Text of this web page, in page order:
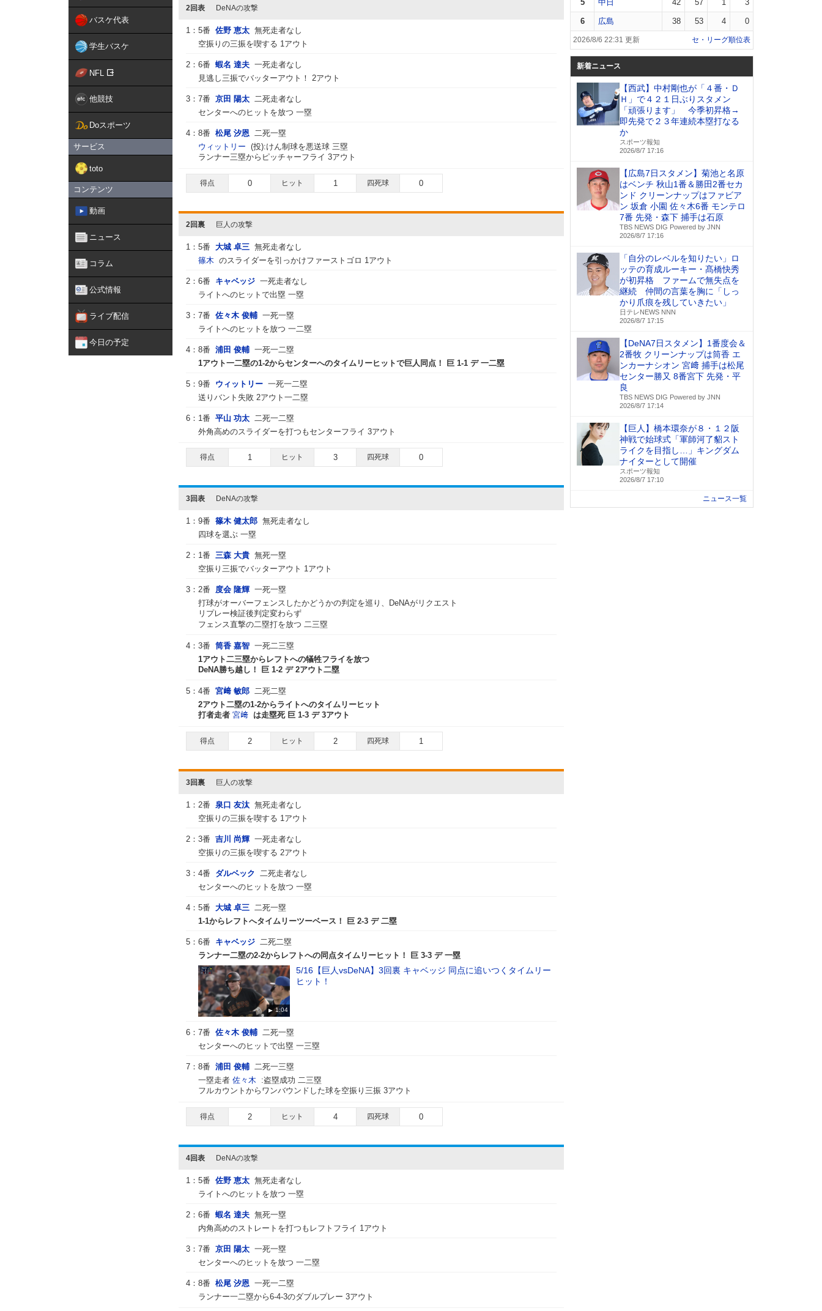
バスケ代表
学生バスケ
NFL
他競技
Doスポーツ
サービス
toto
コンテンツ
動画
ニュース
コラム
公式情報
ライブ配信
今日の予定
2回表 DeNAの攻撃
1： 5番 佐野 恵太 無死走者なし
空振りの三振を喫する 1アウト
2： 6番 蝦名 達夫 一死走者なし
見逃し三振でバッターアウト！ 2アウト
3： 7番 京田 陽太 二死走者なし
センターへのヒットを放つ 一塁
4： 8番 松尾 汐恩 二死一塁
ウィットリー (投):けん制球を悪送球 三塁
ランナー三塁からピッチャーフライ 3アウト
得点 0 ヒット 1 四死球 0
2回裏 巨人の攻撃
1： 5番 大城 卓三 無死走者なし
篠木 のスライダーを引っかけファーストゴロ 1アウト
2： 6番 キャベッジ 一死走者なし
ライトへのヒットで出塁 一塁
3： 7番 佐々木 俊輔 一死一塁
ライトへのヒットを放つ 一二塁
4： 8番 浦田 俊輔 一死一二塁
1アウト一二塁の1-2からセンターへのタイムリーヒットで巨人同点！ 巨 1-1 デ 一二塁
5： 9番 ウィットリー 一死一二塁
送りバント失敗 2アウト一二塁
6： 1番 平山 功太 二死一二塁
外角高めのスライダーを打つもセンターフライ 3アウト
得点 1 ヒット 3 四死球 0
3回表 DeNAの攻撃
1： 9番 篠木 健太郎 無死走者なし
四球を選ぶ 一塁
2： 1番 三森 大貴 無死一塁
空振り三振でバッターアウト 1アウト
3： 2番 度会 隆輝 一死一塁
打球がオーバーフェンスしたかどうかの判定を巡り、DeNAがリクエスト
リプレー検証後判定変わらず
フェンス直撃の二塁打を放つ 二三塁
4： 3番 筒香 嘉智 一死二三塁
1アウト二三塁からレフトへの犠牲フライを放つ
DeNA勝ち越し！ 巨 1-2 デ 2アウト二塁
5： 4番 宮﨑 敏郎 二死二塁
2アウト二塁の1-2からライトへのタイムリーヒット
打者走者 宮﨑 は走塁死 巨 1-3 デ 3アウト
得点 2 ヒット 2 四死球 1
3回裏 巨人の攻撃
1： 2番 泉口 友汰 無死走者なし
空振りの三振を喫する 1アウト
2： 3番 吉川 尚輝 一死走者なし
空振りの三振を喫する 2アウト
3： 4番 ダルベック 二死走者なし
センターへのヒットを放つ 一塁
4： 5番 大城 卓三 二死一塁
1-1からレフトへタイムリーツーベース！ 巨 2-3 デ 二塁
5： 6番 キャベッジ 二死二塁
ランナー二塁の2-2からレフトへの同点タイムリーヒット！ 巨 3-3 デ 一塁
1:04
5/16【巨人vsDeNA】3回裏 キャベッジ 同点に追いつくタイムリー
ヒット！
6： 7番 佐々木 俊輔 二死一塁
センターへのヒットで出塁 一三塁
7： 8番 浦田 俊輔 二死一三塁
一塁走者 佐々木
:盗塁成功 二三塁
フルカウントからワンバウンドした球を空振り三振 3アウト
得点 2 ヒット 4 四死球 0
4回表 DeNAの攻撃
1： 5番 佐野 恵太 無死走者なし
ライトへのヒットを放つ 一塁
2： 6番 蝦名 達夫 無死一塁
内角高めのストレートを打つもレフトフライ 1アウト
3： 7番 京田 陽太 一死一塁
センターへのヒットを放つ 一二塁
4： 8番 松尾 汐恩 一死一二塁
ランナー一二塁から6-4-3のダブルプレー 3アウト
5
中日 42 57 1 3
6 広島 38 53 4 0
2026/8/6 22:31 更新 セ・リーグ順位表
新着ニュース
【西武】中村剛也が「４番・Ｄ
Ｈ」で４２１日ぶりスタメン
「頑張ります」 今季初昇格→
即先発で２３年連続本塁打なる
か
スポーツ報知
2026/8/7 17:16
【広島7日スタメン】菊池と名原
はベンチ 秋山1番＆勝田2番セカ
ンド クリーンナップはファビア
ン 坂倉 小園 佐々木6番 モンテロ
7番 先発・森下 捕手は石原
TBS NEWS DIG Powered by JNN
2026/8/7 17:16
「自分のレベルを知りたい」ロ
ッテの育成ルーキー・髙橋快秀
が初昇格 ファームで無失点を
継続 仲間の言葉を胸に「しっ
かり爪痕を残していきたい」
日テレNEWS NNN
2026/8/7 17:15
【DeNA7日スタメン】1番度会＆
2番牧 クリーンナップは筒香 エ
ンカーナシオン 宮﨑 捕手は松尾
センター勝又 8番宮下 先発・平
良
TBS NEWS DIG Powered by JNN
2026/8/7 17:14
【巨人】橋本環奈が８・１２阪
神戦で始球式「軍師河了貂スト
ライクを目指し…」キングダム
ナイターとして開催
スポーツ報知
2026/8/7 17:10
ニュース一覧